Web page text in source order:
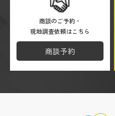
TEL : 06-7164-7101
【Googleアナリティクスの
当サイトでは、より良いサ
リティの向上のため、
し、当サイトの利用状況な
商談のご予約・
現地調査依頼はこちら
商談予約